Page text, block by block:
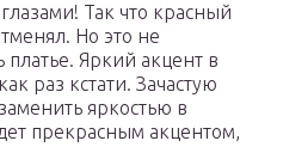
Так что красный
Но это не
Яркий акцент в
раз кстати. Зачастую
яркостью в
прекрасным акцентом,